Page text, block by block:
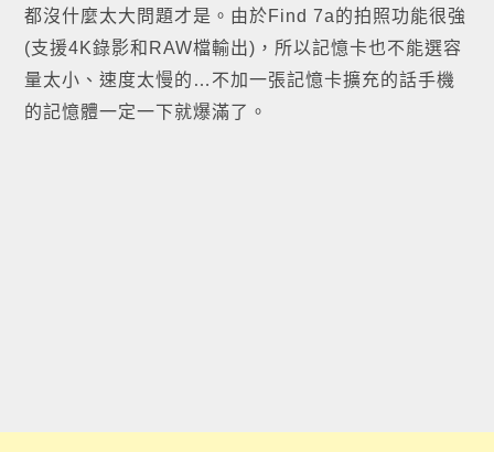
都沒什麼太大問題才是。由於Find 7a的拍照功能很強
(支援4K錄影和RAW檔輸出)，所以記憶卡也不能選容
量太小、速度太慢的…不加一張記憶卡擴充的話手機
的記憶體一定一下就爆滿了。